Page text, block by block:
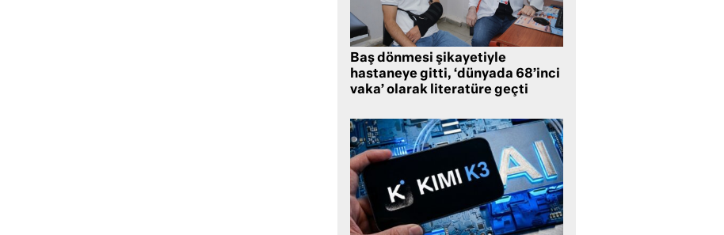
Baş dönmesi şikayetiyle
hastaneye gitti, ‘dünyada 68’inci
vaka’ olarak literatüre geçti